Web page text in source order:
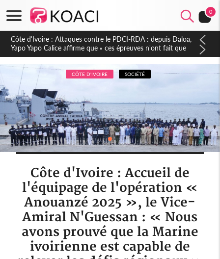
0
Côte d'Ivoire : Le Colonel-Major Fofié Kouakou est décédé,
l'armée perd une figure de la 2e Région militaire
CÔTE D'IVOIRE SOCIÉTÉ
Côte d'Ivoire : Accueil de
l'équipage de l'opération «
Anouanzé 2025 », le Vice-
Amiral N'Guessan : « Nous
avons prouvé que la Marine
ivoirienne est capable de